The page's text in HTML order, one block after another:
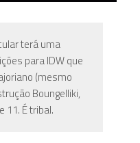
terá uma
para IDW que
(mesmo
Boungelliki,
11. É tribal.